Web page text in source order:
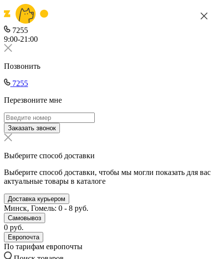
7255
9:00-21:00
Позвонить
7255
Перезвоните мне
Заказать звонок
Выберите способ доставки
Выберите способ доставки, чтобы мы могли показать для вас
актуальные товары в каталоге
Доставка курьером
Минск, Гомель: 0 - 8 руб.
Самовывоз
0 руб.
Европочта
По тарифам европочты